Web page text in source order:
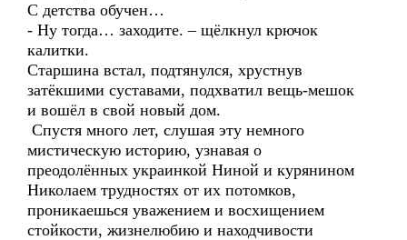
С детства обучен…
- Ну тогда… заходите. – щёлкнул крючок
калитки.
Старшина встал, подтянулся, хрустнув
затёкшими суставами, подхватил вещь-мешок
и вошёл в свой новый дом.
Спустя много лет, слушая эту немного
мистическую историю, узнавая о
преодолённых украинкой Ниной и курянином
Николаем трудностях от их потомков,
проникаешься уважением и восхищением
стойкости, жизнелюбию и находчивости